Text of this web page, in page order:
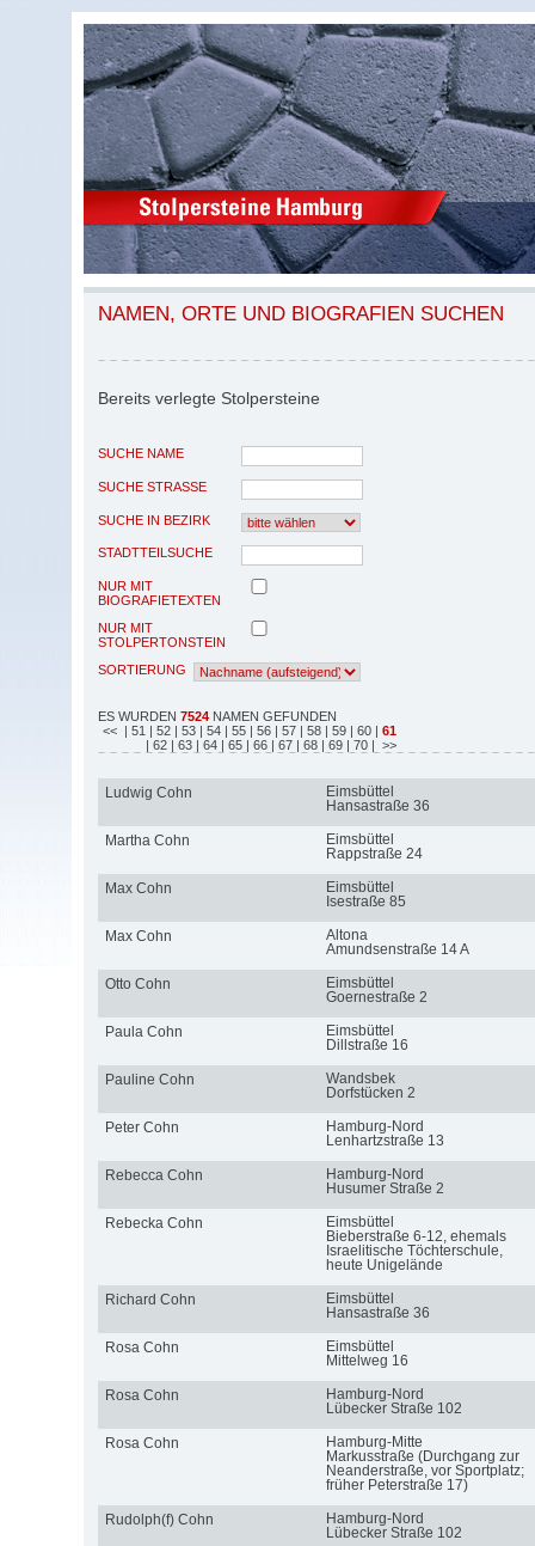
NAMEN, ORTE UND BIOGRAFIEN SUCHEN
Bereits verlegte Stolpersteine
SUCHE NAME
SUCHE STRASSE
SUCHE IN BEZIRK
STADTTEILSUCHE
NUR MIT
BIOGRAFIETEXTEN
NUR MIT
STOLPERTONSTEIN
SORTIERUNG
ES WURDEN 7524 NAMEN GEFUNDEN
<< | 51 | 52 | 53 | 54 | 55 | 56 | 57 | 58 | 59 | 60 | 61
| 62 | 63 | 64 | 65 | 66 | 67 | 68 | 69 | 70 | >>
Ludwig Cohn
Eimsbüttel
Hansastraße 36
Martha Cohn
Eimsbüttel
Rappstraße 24
Max Cohn
Eimsbüttel
Isestraße 85
Max Cohn
Altona
Amundsenstraße 14 A
Otto Cohn
Eimsbüttel
Goernestraße 2
Paula Cohn
Eimsbüttel
Dillstraße 16
Pauline Cohn
Wandsbek
Dorfstücken 2
Peter Cohn
Hamburg-Nord
Lenhartzstraße 13
Rebecca Cohn
Hamburg-Nord
Husumer Straße 2
Rebecka Cohn
Eimsbüttel
Bieberstraße 6-12, ehemals
Israelitische Töchterschule,
heute Unigelände
Richard Cohn
Eimsbüttel
Hansastraße 36
Rosa Cohn
Eimsbüttel
Mittelweg 16
Rosa Cohn
Hamburg-Nord
Lübecker Straße 102
Rosa Cohn
Hamburg-Mitte
Markusstraße (Durchgang zur
Neanderstraße, vor Sportplatz;
früher Peterstraße 17)
Rudolph(f) Cohn
Hamburg-Nord
Lübecker Straße 102